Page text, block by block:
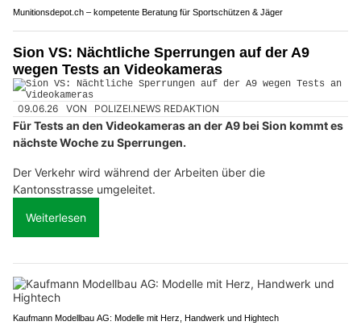
Munitionsdepot.ch – kompetente Beratung für Sportschützen & Jäger
Sion VS: Nächtliche Sperrungen auf der A9
wegen Tests an Videokameras
09.06.26 VON POLIZEI.NEWS REDAKTION
Für Tests an den Videokameras an der A9 bei Sion kommt es
nächste Woche zu Sperrungen.
Der Verkehr wird während der Arbeiten über die
Kantonsstrasse umgeleitet.
Weiterlesen
Kaufmann Modellbau AG: Modelle mit Herz, Handwerk und Hightech